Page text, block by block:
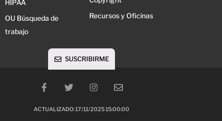
HIPAA
OU Búsqueda de
trabajo
Recursos y Oficinas
ACTUALIZADO: 17/11/2025 15:00:00
SUSCRIBIRME